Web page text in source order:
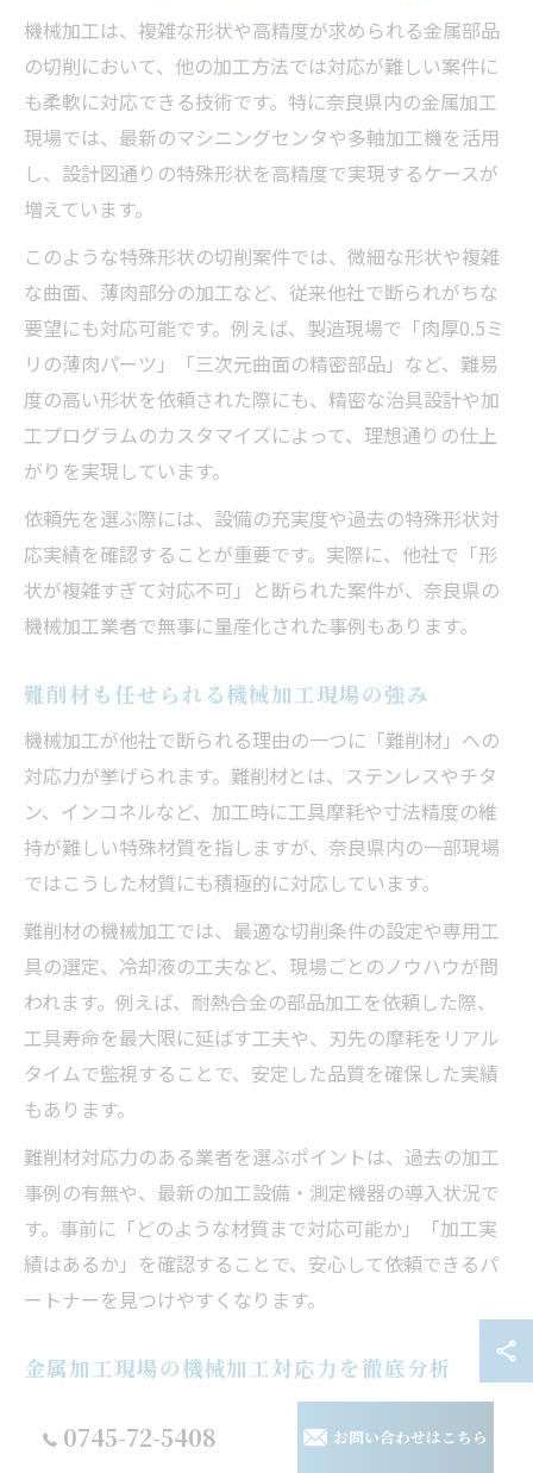
機械加工は、複雑な形状や高精度が求められる金属部品
の切削において、他の加工方法では対応が難しい案件に
も柔軟に対応できる技術です。特に奈良県内の金属加工
現場では、最新のマシニングセンタや多軸加工機を活用
し、設計図通りの特殊形状を高精度で実現するケースが
増えています。
このような特殊形状の切削案件では、微細な形状や複雑
な曲面、薄肉部分の加工など、従来他社で断られがちな
要望にも対応可能です。例えば、製造現場で「肉厚0.5ミ
リの薄肉パーツ」「三次元曲面の精密部品」など、難易
度の高い形状を依頼された際にも、精密な治具設計や加
工プログラムのカスタマイズによって、理想通りの仕上
がりを実現しています。
依頼先を選ぶ際には、設備の充実度や過去の特殊形状対
応実績を確認することが重要です。実際に、他社で「形
状が複雑すぎて対応不可」と断られた案件が、奈良県の
機械加工業者で無事に量産化された事例もあります。
難削材も任せられる機械加工現場の強み
機械加工が他社で断られる理由の一つに「難削材」への
対応力が挙げられます。難削材とは、ステンレスやチタ
ン、インコネルなど、加工時に工具摩耗や寸法精度の維
持が難しい特殊材質を指しますが、奈良県内の一部現場
ではこうした材質にも積極的に対応しています。
難削材の機械加工では、最適な切削条件の設定や専用工
具の選定、冷却液の工夫など、現場ごとのノウハウが問
われます。例えば、耐熱合金の部品加工を依頼した際、
工具寿命を最大限に延ばす工夫や、刃先の摩耗をリアル
タイムで監視することで、安定した品質を確保した実績
もあります。
難削材対応力のある業者を選ぶポイントは、過去の加工
事例の有無や、最新の加工設備・測定機器の導入状況で
す。事前に「どのような材質まで対応可能か」「加工実
績はあるか」を確認することで、安心して依頼できるパ
ートナーを見つけやすくなります。
金属加工現場の機械加工対応力を徹底分析
力」を見極めることが重要です。対応力とは、試作から
0745-72-5408 お問い合わせはこちら